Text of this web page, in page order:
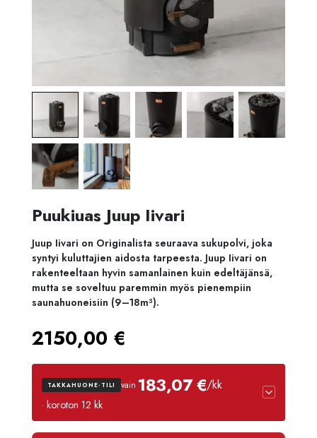
Puukiuas Juup Iivari
Juup Iivari on Originalista seuraava sukupolvi, joka
syntyi kuluttajien aidosta tarpeesta. Juup Iivari on
rakenteeltaan hyvin samanlainen kuin edeltäjänsä,
mutta se soveltuu paremmin myös pienempiin
saunahuoneisiin (9–18m³).
2150,00 €
TAKKAHUONE-TILI vain 183,07 €/kk
· koroton 12 kk